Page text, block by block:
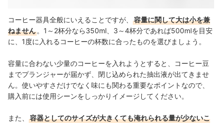
コーヒー器具全般にいえることですが、
容量に関して大は小を兼
ねません 。1～2杯分なら350ml、3～4杯分であれば500mlを目安
に、1度に入れるコーヒーの杯数に合ったものを選びましょう。
容量に合わない少量のコーヒーを入れようとすると、コーヒー豆
までプランジャーが届かず、閉じ込められた抽出液が出てきませ
ん。使いやすさだけでなく味にも関わる重要なポイントなので、
購入前には使用シーンをしっかりイメージしてください。
また、
容器としてのサイズが大きくても淹れられる量が少ないこ